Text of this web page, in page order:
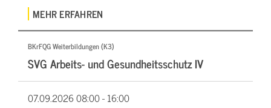
MEHR ERFAHREN
BKrFQG Weiterbildungen (K3)
SVG Arbeits- und Gesundheitsschutz IV
07.09.202608:00 - 16:00